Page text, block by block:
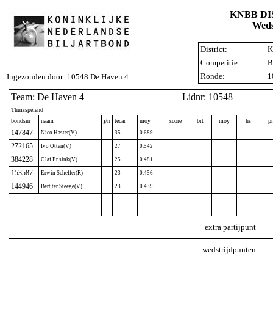
Ingezonden door: 10548 De Haven 4
KNBB
District:
Competitie:
Ronde:
Team: De Haven 4 Lidnr: 10548
Thuisspelend
bondsnr
naam j/n tecar moy score brt moy hs
147847 Nico Haster(V) 35 0.689
272165 Ivo Otten(V) 27 0.542
384228 Olaf Ensink(V) 25 0.481
153587 Erwin Scheffer(R) 23 0.456
144946 Bert ter Steege(V) 23 0.439
extra partijpunt
wedstrijdpunten